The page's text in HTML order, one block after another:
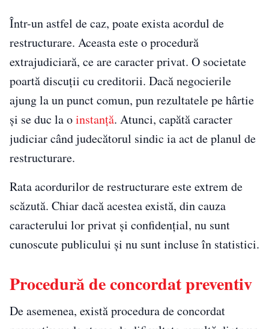
Într-un astfel de caz, poate exista acordul de
restructurare. Aceasta este o procedură
extrajudiciară, ce are caracter privat. O societate
poartă discuții cu creditorii. Dacă negocierile
ajung la un punct comun, pun rezultatele pe hârtie
și se duc la oinstanță. Atunci, capătă caracter
judiciar când judecătorul sindic ia act de planul de
restructurare.
Rata acordurilor de restructurare este extrem de
scăzută. Chiar dacă acestea există, din cauza
caracterului lor privat și confidențial, nu sunt
cunoscute publicului și nu sunt incluse în statistici.
Procedură de concordat preventiv
De asemenea, există procedura de concordat